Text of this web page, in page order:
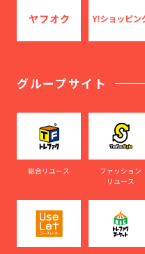
グループサイト
総合リユース
ファッション
リユース